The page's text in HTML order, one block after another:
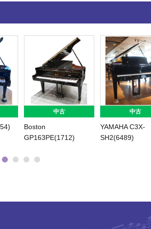
中古
Boston
GP163PE(1712)
中古
YAMAHA C3X-
SH2(6489)